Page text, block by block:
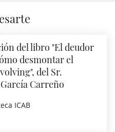
del libro "El deudor
desmontar el
del Sr.
Carreño
ICAB